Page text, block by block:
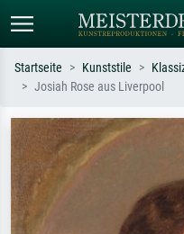
Suchen Sie nach Künstlern,
oder Stilen – z.B. Monet,
Sternennacht, Impressionismus,
Startseite Kunststile
Josiah Rose aus Liverpool